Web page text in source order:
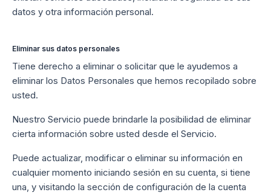
datos y otra información personal.
Eliminar sus datos personales
Tiene derecho a eliminar o solicitar que le ayudemos a
eliminar los Datos Personales que hemos recopilado sobre
usted.
Nuestro Servicio puede brindarle la posibilidad de eliminar
cierta información sobre usted desde el Servicio.
Puede actualizar, modificar o eliminar su información en
cualquier momento iniciando sesión en su cuenta, si tiene
una, y visitando la sección de configuración de la cuenta